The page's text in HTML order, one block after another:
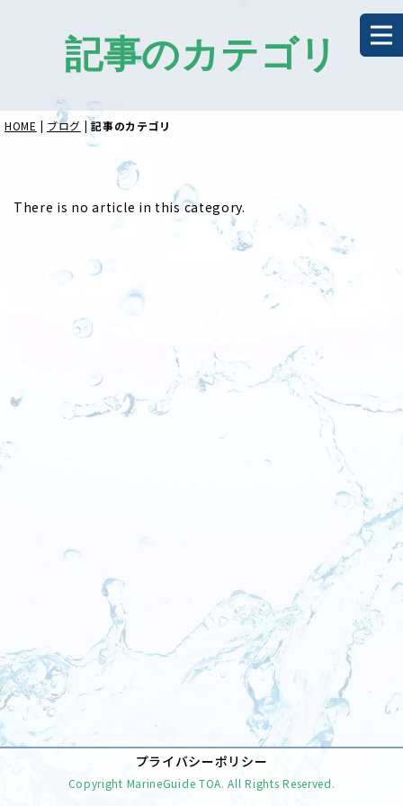
記事のカテゴリ
HOME | ブログ |記事のカテゴリ
There is no article in this category.
プライバシーポリシー
Copyright MarineGuide TOA. All Rights Reserved.